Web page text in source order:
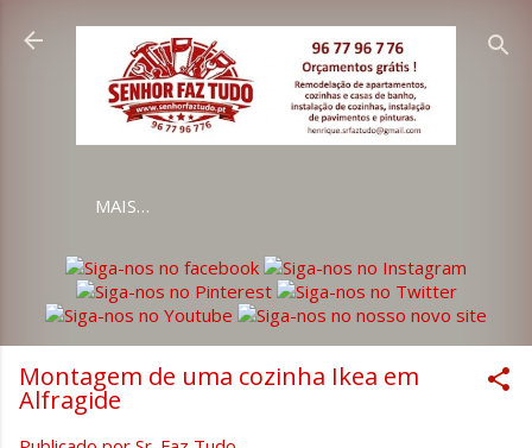
Avançar para o conteúdo principal
MAIS…
Montagem de uma cozinha Ikea em
Alfragide